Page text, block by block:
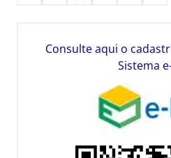
Consulte aqui o
Sistema